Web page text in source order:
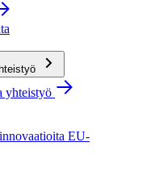
yhteistyö
EU-